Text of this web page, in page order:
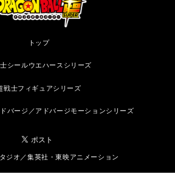
トップ
シールウエハースシリーズ
戦士フィギュアシリーズ
バージ／アドバージモーションシリーズ
ジオ／集英社・東映アニメーション